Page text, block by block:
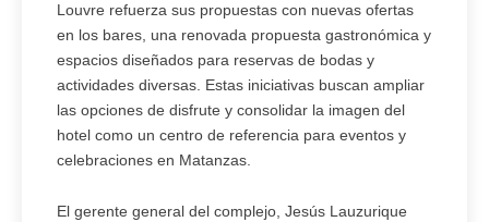
Louvre refuerza sus propuestas con nuevas ofertas
en los bares, una renovada propuesta gastronómica y
espacios diseñados para reservas de bodas y
actividades diversas. Estas iniciativas buscan ampliar
las opciones de disfrute y consolidar la imagen del
hotel como un centro de referencia para eventos y
celebraciones en Matanzas.
El gerente general del complejo, Jesús Lauzurique